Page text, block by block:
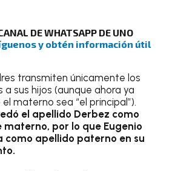
DE WHATSAPP DE UNO
y obtén información útil
transmiten únicamente los
sus hijos (aunque ahora ya
materno sea “el principal”).
el apellido Derbez como
por lo que Eugenio
como apellido paterno en su